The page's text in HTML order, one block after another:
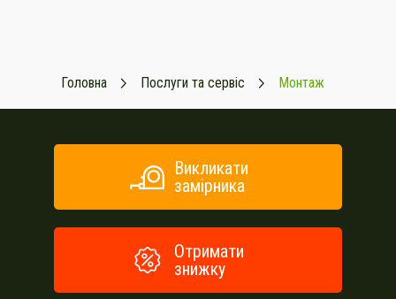
Головна Послуги та сервіс Монтаж
Викликати
замірника
Отримати
знижку